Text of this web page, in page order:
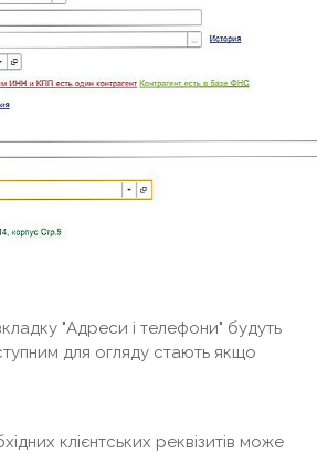
"Адреси і телефони" будуть
для огляду стають якщо
клієнтських реквізитів може